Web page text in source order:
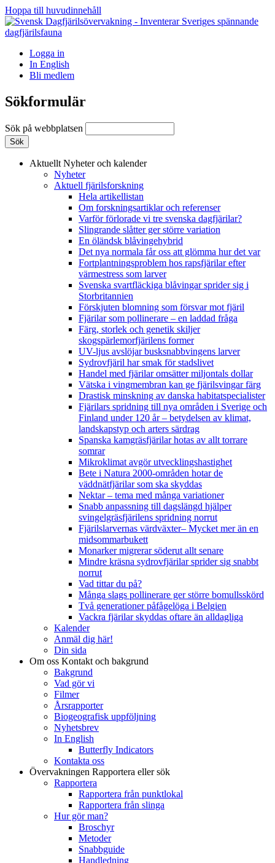
Hoppa till huvudinnehåll
Logga in
In English
Bli medlem
Sökformulär
Sök på webbplatsen
Aktuellt Nyheter och kalender
Nyheter
Aktuell fjärilsforskning
Hela artikellistan
Om forskningsartiklar och referenser
Varför förlorade vi tre svenska dagfjärilar?
Slingrande slåtter ger större variation
En öländsk blåvingehybrid
Det nya normala får oss att glömma hur det var
Fortplantningsproblem hos rapsfjärilar efter
värmestress som larver
Svenska svartfläckiga blåvingar sprider sig i
Storbritannien
Förskjuten blomning som försvar mot fjäril
Fjärilar som pollinerare – en laddad fråga
Färg, storlek och genetik skiljer
skogspärlemorfjärilens former
UV-ljus avslöjar busksnabbvingens larver
Sydrovfjäril har smak för stadslivet
Handel med fjärilar omsätter miljontals dollar
Vätska i vingmembran kan ge fjärilsvingar färg
Drastisk minskning av danska habitatspecialister
Fjärilars spridning till nya områden i Sverige och
Finland under 120 år– betydelsen av klimat,
landskapstyp och arters särdrag
Spanska kamgräsfjärilar hotas av allt torrare
somrar
Mikroklimat avgör utvecklingshastighet
Bete i Natura 2000-områden hotar de
väddnätfjärilar som ska skyddas
Nektar – tema med många variationer
Snabb anpassning till dagslängd hjälper
svingelgräsfjärilens spridning norrut
Fjärilslarvernas värdväxter– Mycket mer än en
midsommarbukett
Monarker migrerar söderut allt senare
Mindre kräsna sydrovfjärilar sprider sig snabbt
norrut
Vad tittar du på?
Många slags pollinerare ger större bomullsskörd
Två generationer påfågelöga i Belgien
Vackra fjärilar skyddas oftare än alldagliga
Kalender
Anmäl dig här!
Din sida
Om oss Kontakt och bakgrund
Bakgrund
Vad gör vi
Filmer
Årsrapporter
Biogeografisk uppföljning
Nyhetsbrev
In English
Butterfly Indicators
Kontakta oss
Övervakningen Rapportera eller sök
Rapportera
Rapportera från punktlokal
Rapportera från slinga
Hur gör man?
Broschyr
Metoder
Snabbguide
Handledning